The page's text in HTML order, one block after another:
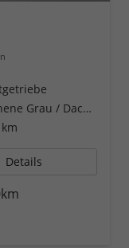
Graphene Grau / Dach in Midnight Schwarz Metallic
Details